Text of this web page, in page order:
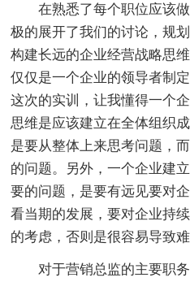
在熟悉了每个职位应该做
极的展开了我们的讨论，规
构建长远的企业经营战略思
仅仅是一个企业的领导者制
这次的实训，让我懂得一个
思维是应该建立在全体组织
是要从整体上来思考问题，
的问题。另外，一个企业建
要的问题，是要有远见要对
看当期的发展，要对企业持
的考虑，否则是很容易导致
对于营销总监的主要职务